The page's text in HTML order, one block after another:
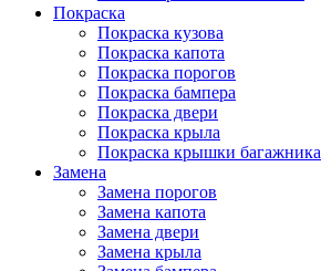
Покраска
Покраска кузова
Покраска капота
Покраска порогов
Покраска бампера
Покраска двери
Покраска крыла
Покраска крышки багажника
Замена
Замена порогов
Замена капота
Замена двери
Замена крыла